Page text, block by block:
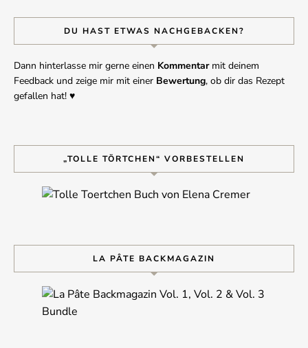
DU HAST ETWAS NACHGEBACKEN?
Dann hinterlasse mir gerne einen Kommentarmit deinem
Feedback und zeige mir mit einer Bewertung, ob dir das Rezept
gefallen hat! ♥︎
„TOLLE TÖRTCHEN“ VORBESTELLEN
LA PÂTE BACKMAGAZIN